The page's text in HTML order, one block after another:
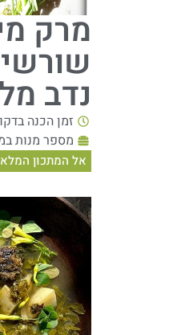
מרק
נדב
זמן הכנה בדקות:
מספר מנות
אל המתכון המלא